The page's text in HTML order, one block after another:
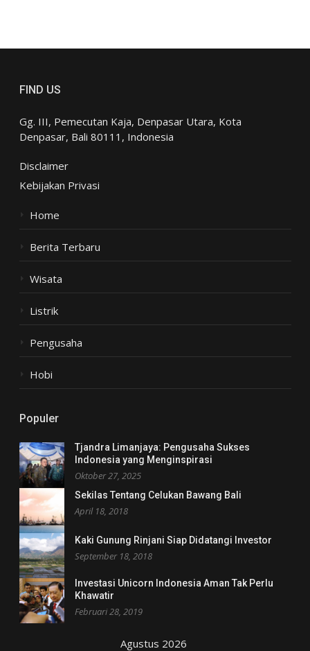
FIND US
Gg. III, Pemecutan Kaja, Denpasar Utara, Kota
Denpasar, Bali 80111, Indonesia
Disclaimer
Kebijakan Privasi
Home
Berita Terbaru
Wisata
Listrik
Pengusaha
Hobi
Populer
Tjandra Limanjaya: Pengusaha Sukses
Indonesia yang Menginspirasi
Oktober 27, 2025
Sekilas Tentang Celukan Bawang Bali
April 18, 2018
Kaki Gunung Rinjani Siap Didatangi Investor
September 18, 2018
Investasi Unicorn Indonesia Aman Tak Perlu
Khawatir
Februari 28, 2019
Agustus 2026